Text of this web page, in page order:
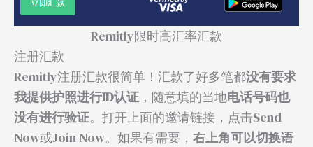
Remitly限时高汇率汇款
注册汇款
Remitly注册汇款很简单！汇款了好多笔都没有要求
我提供护照进行ID认证 ，随意填的当地电话号码也
没有进行验证。打开上面的邀请链接，点击Send
Now或Join Now。如果有需要， 右上角可以切换语